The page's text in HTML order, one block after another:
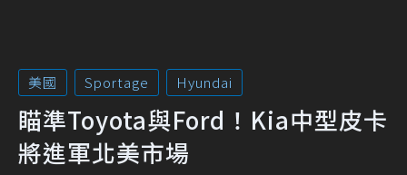
美國 Sportage Hyundai
瞄準Toyota與Ford！Kia中型皮卡
將進軍北美市場